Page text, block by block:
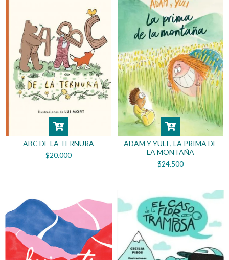
ABC DE LA TERNURA
$20.000
ADAM Y YULI , LA PRIMA DE
LA MONTAÑA
$24.500